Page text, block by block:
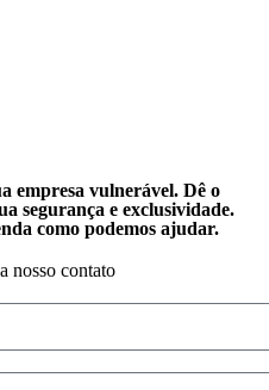
empresa vulnerável. Dê o
segurança e exclusividade.
como podemos ajudar.
nosso contato